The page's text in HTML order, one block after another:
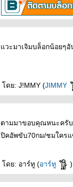
วะมาเจิมบล็อกน้อยๆอัน
ดย: J!MMY (JIMMY
ตามมาขอบคุณหนะครับ
ปิคอัพขับ70กม/ชมใครแ
ดย: อาร์ทู (อาร์ทู